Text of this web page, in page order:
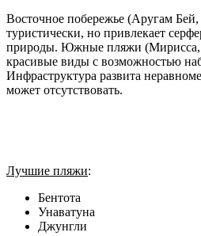
Восточное побережье (Аругам Бей,
туристически, но привлекает
природы. Южные пляжи (Мирисса,
красивые виды с возможностью
Инфраструктура развита
может отсутствовать.
Лучшие пляжи:
Бентота
Унаватуна
Джунгли